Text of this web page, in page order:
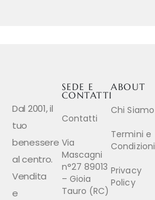
Dal 2001, il
tuo
benessere
al centro.
Vendita
e
ABOUT
Chi Siamo
Termini e
Condizioni
Privacy
Policy
SEDE E
CONTATTI
Contatti
Via
Mascagni
n°27 89013
– Gioia
Tauro (RC)